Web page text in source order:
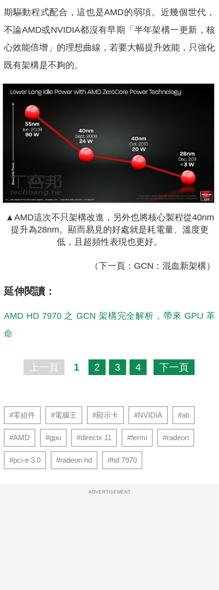
期驅動程式配合，這也是AMD的弱項。近幾個世代，
不論AMD或NVIDIA都沒有早期「半年架構一更新，核
心效能倍增」的理想曲線，若要大幅提升效能，只強化
既有架構是不夠的。
▲AMD這次不只架構改進，另外也將核心製程從40nm
提升為28nm。顯而易見的好處就是耗電量、溫度更
低，且超頻性表現也更好。
（下一頁：GCN：混血新架構）
延伸閱讀：
AMD HD 7970 之 GCN 架構完全解析，帶來 GPU 革
命
上一頁 1 2 3 4 下一頁
#零組件 #電腦王 #顯示卡 #NVIDIA #ati
#AMD #gpu #directx 11 #fermi #radeon
#pci-e 3.0 #radeon hd #hd 7970
ADVERTISEMENT